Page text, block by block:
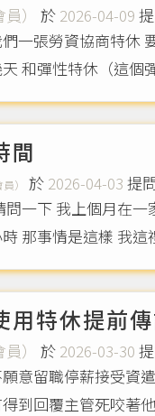
） 於 2026-04-09
一張勞資協商特休
和彈性特休（這個
間
） 於 2026-04-03 提
問一下 我上個月在
那事情是這樣 我
用特休提前
） 於 2026-03-30
意留職停薪接受資
到回覆主管死咬著